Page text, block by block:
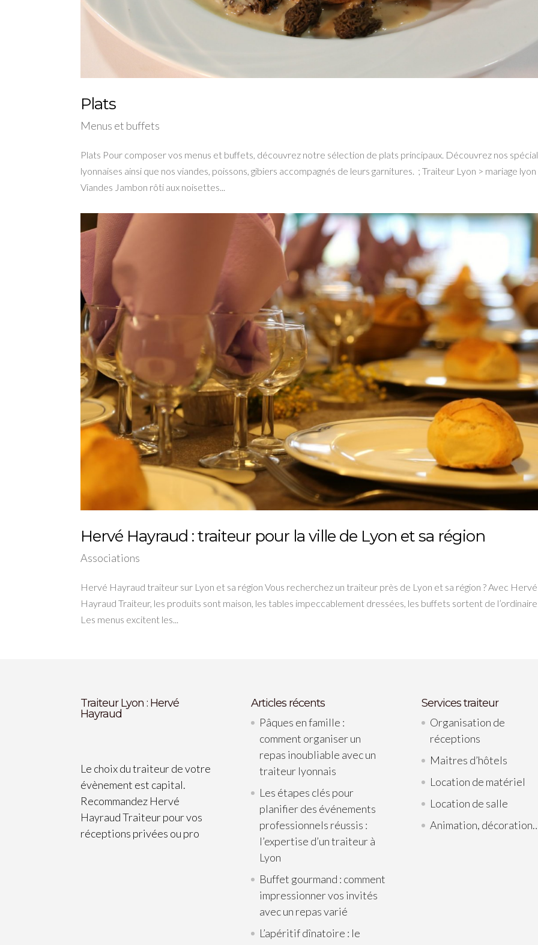
Plats
Menus et buffets
Plats Pour composer vos menus et buffets, découvrez notre sélection de plats principaux. Découvrez nos
lyonnaises ainsi que nos viandes, poissons, gibiers accompagnés de leurs garnitures. ; Traiteur Lyon > mariage lyon
Viandes Jambon rôti aux noisettes...
Hervé Hayraud : traiteur pour la ville de Lyon et sa région
Associations
Hervé Hayraud traiteur sur Lyon et sa région Vous recherchez un traiteur près de Lyon et sa région ? Avec Hervé
Hayraud Traiteur, les produits sont maison, les tables impeccablement dressées, les buffets sortent de
Les menus excitent les...
Traiteur Lyon : Hervé
Hayraud
Le choix du traiteur de votre
évènement est capital.
Recommandez Hervé
Hayraud Traiteur pour vos
réceptions privées ou pro
Articles récents
Pâques en famille :
comment organiser un
repas inoubliable avec un
traiteur lyonnais
Les étapes clés pour
planifier des événements
professionnels réussis :
l’expertise d’un traiteur à
Lyon
Buffet gourmand : comment
impressionner vos invités
avec un repas varié
L’apéritif dînatoire : le
Services traiteur
Organisation de
réceptions
Maitres d’hôtels
Location de matériel
Location de salle
Animation,